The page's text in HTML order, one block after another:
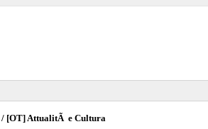
/ [OT] AttualitÃ e Cultura